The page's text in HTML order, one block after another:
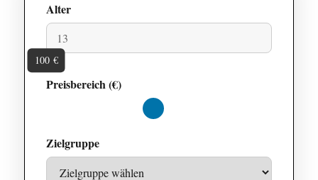
Alter
Preisbereich (€)
100 €
Zielgruppe